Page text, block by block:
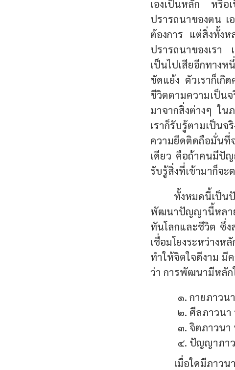
เองเป็นหลัก หรือ
ปรารถนาของตน เ
ต้องการ แต่สิ่งทั้งห
ปรารถนาของเรา
เป็นไปเสียอีกทาง
ขัดแย้ง ตัวเราก็เ
ชีวิตตามความเป็น
มาจากสิ่งต่างๆ ใน
เราก็รับรู้ตามเป็น
ความยึดติดถือมั่นที่
เดียว คือถ้าคนมีปั
รับรู้สิ่งที่เข้ามาก็จ
ทั้งหมดนี้เป็น
พัฒนาปัญญานี้หลา
ทันโลกและชีวิต ซึ่ง
เชื่อมโยงระหว่าง
ทำให้จิตใจดีงาม มี
ว่า การพัฒนามีหลั
กายภาวน
ศีลภาวนา
จิตภาวนา
ปัญญาภา
เมื่อใดมีภาว